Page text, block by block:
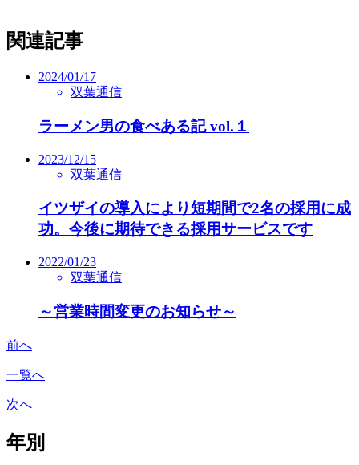
関連記事
2024/01/17
双葉通信
ラーメン男の食べある記 vol.１
2023/12/15
双葉通信
イツザイの導入により短期間で2名の採用に成
功。今後に期待できる採用サービスです
2022/01/23
双葉通信
～営業時間変更のお知らせ～
前へ
一覧へ
次へ
年別